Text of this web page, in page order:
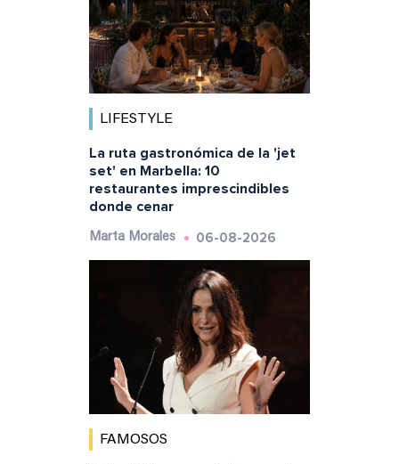
LIFESTYLE
La ruta gastronómica de la 'jet
set' en Marbella: 10
restaurantes imprescindibles
donde cenar
Marta Morales 06-08-2026
FAMOSOS